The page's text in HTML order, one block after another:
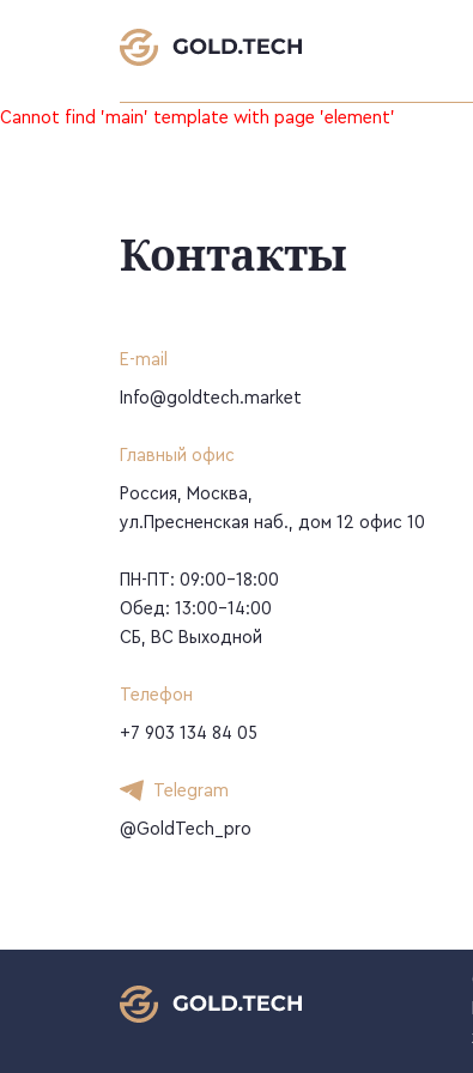
Cannot find 'main' template with page 'element'
Контакты
E-mail
Info@goldtech.market
Главный офис
Россия, Москва,
ул.Пресненская наб., дом 12 офис 10
ПН-ПТ: 09:00-18:00
Обед: 13:00-14:00
СБ, ВС Выходной
Телефон
+7 903 134 84 05
Telegram
@GoldTech_pro